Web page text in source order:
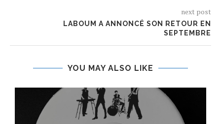
next post
LABOUM A ANNONCÉ SON RETOUR EN
SEPTEMBRE
YOU MAY ALSO LIKE